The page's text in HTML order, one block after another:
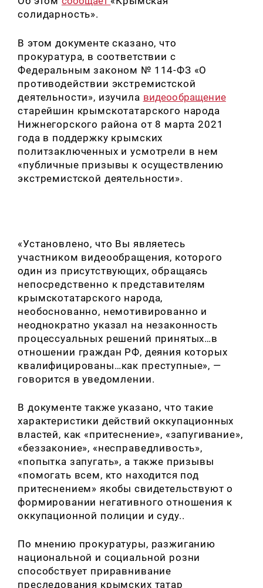
солидарность».
В этом документе сказано, что
прокуратура, в соответствии с
Федеральным законом № 114-ФЗ «О
противодействии экстремистской
деятельности», изучила видеообращение
старейшин крымскотатарского народа
Нижнегорского района от 8 марта 2021
года в поддержку крымских
политзаключенных и усмотрели в нем
«публичные призывы к осуществлению
экстремистской деятельности».
«Установлено, что Вы являетесь
участником видеообращения, которого
один из присутствующих, обращаясь
непосредственно к представителям
крымскотатарского народа,
необоснованно, немотивированно и
неоднократно указал на незаконность
процессуальных решений принятых…в
отношении граждан РФ, деяния которых
квалифицированы…как преступные», —
говорится в уведомлении.
В документе также указано, что такие
характеристики действий оккупационных
властей, как «притеснение», «запугивание»,
«беззаконие», «несправедливость»,
«попытка запугать», а также призывы
«помогать всем, кто находится под
притеснением» якобы свидетельствуют о
формировании негативного отношения к
оккупационной полиции и суду..
По мнению прокуратуры, разжиганию
национальной и социальной розни
способствует приравнивание
преследования крымских татар